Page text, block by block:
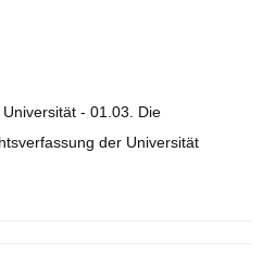
- 01.03. Die
der Universität